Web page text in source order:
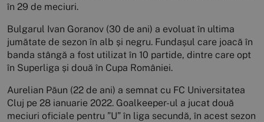
în 29 de meciuri.
Bulgarul Ivan Goranov (30 de ani) a evoluat în ultima
jumătate de sezon în alb și negru. Fundașul care joacă în
banda stângă a fost utilizat în 10 partide, dintre care opt
în Superliga și două în Cupa României.
Aurelian Păun (22 de ani) a semnat cu FC Universitatea
Cluj pe 28 ianuarie 2022. Goalkeeper-ul a jucat două
meciuri oficiale pentru ”U” în liga secundă, în acest sezon